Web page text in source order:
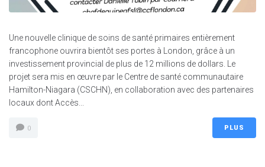
Une nouvelle clinique de soins de santé primaires entièrement
francophone ouvrira bientôt ses portes à London, grâce à un
investissement provincial de plus de 12 millions de dollars. Le
projet sera mis en œuvre par le Centre de santé communautaire
Hamilton-Niagara (CSCHN), en collaboration avec des partenaires
locaux dont Accès...
0 PLUS